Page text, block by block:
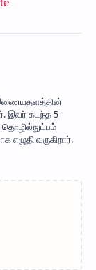
இணையதளத்தின்
இவர் கடந்த 5
எழுதி வருகிறார்.